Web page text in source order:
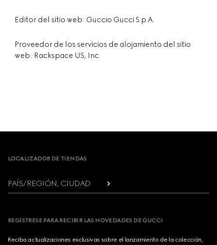
Editor del sitio web: Guccio Gucci S.p.A.
Proveedor de los servicios de alojamiento del sitio
web: Rackspace US, Inc.
Footer
LOCALIZADOR DE TIENDAS
PAÍS/REGIÓN, CIUDAD
REGÍSTRESE PARA RECIBIR LAS NOVEDADES DE GUCCI
Reciba actualizaciones exclusivas sobre el lanzamiento de la colección,